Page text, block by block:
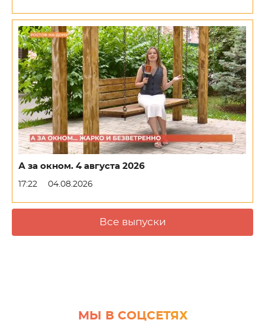
А за окном. 4 августа 2026
17:22 04.08.2026
Все выпуски
МЫ В СОЦСЕТЯХ